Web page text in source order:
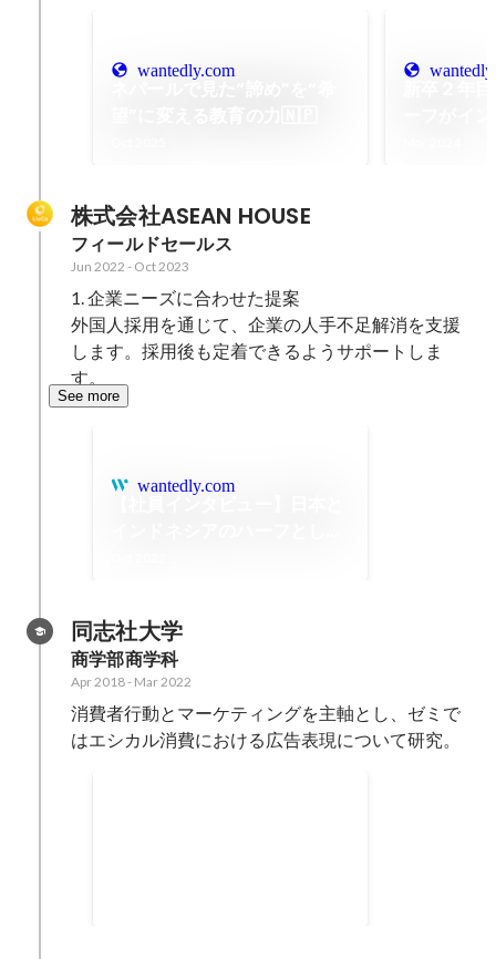
wantedly.com
株式会社ASEAN HOUSE
フィールドセールス
Jun 2022 - Oct 2023
1. 企業ニーズに合わせた提案
外国人採用を通じて、企業の人手不足解消を支援
します。採用後も定着できるようサポートしま
す。
See more
wantedly.com
同志社大学
商学部商学科
Apr 2018- Mar 2022
消費者行動とマーケティングを主軸とし、ゼミで
はエシカル消費における広告表現について研究。